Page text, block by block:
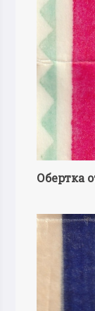
Обертка